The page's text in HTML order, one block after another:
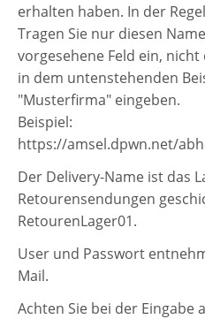
erhalten haben. In der
Tragen Sie nur diesen
vorgesehene Feld ein,
in dem untenstehenden
"Musterfirma" eingeben.
Beispiel:
https://amsel.dpwn.net/
Der Delivery-Name ist das
Retourensendungen
RetourenLager01.
User und Passwort
Mail.
Achten Sie bei der